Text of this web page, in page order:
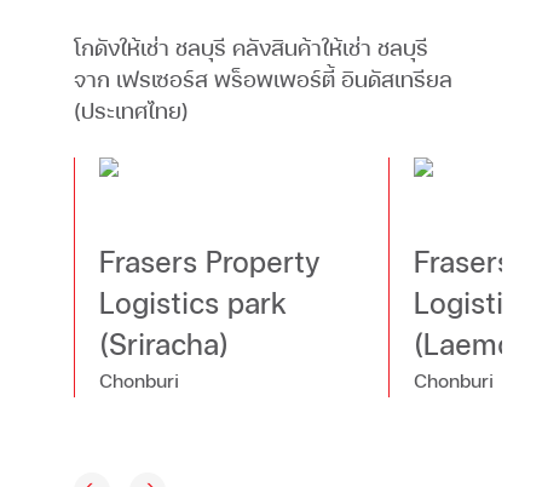
โกดังให้เช่า ชลบุรี คลังสินค้าให้เช่า ชลบุรี
จาก เฟรเซอร์ส พร็อพเพอร์ตี้ อินดัสเทรียล
(ประเทศไทย)
Frasers Property
Logistics park
(Sriracha)
Chonburi
Frasers
Chonburi